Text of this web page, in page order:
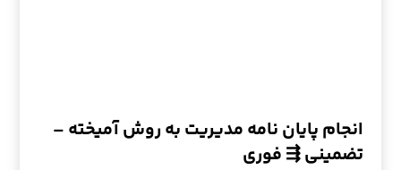
انجام پایان نامه مدیریت به روش آمیخته –
تضمینی ⇶ فوری